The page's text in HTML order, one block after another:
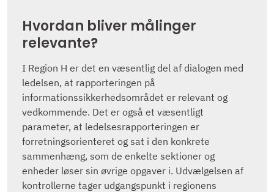
Hvordan bliver målinger
relevante?
I Region H er det en væsentlig del af dialogen med
ledelsen, at rapporteringen på
informationssikkerhedsområdet er relevant og
vedkommende. Det er også et væsentligt
parameter, at ledelsesrapporteringen er
forretningsorienteret og sat i den konkrete
sammenhæng, som de enkelte sektioner og
enheder løser sin øvrige opgaver i. Udvælgelsen af
kontrollerne tager udgangspunkt i regionens